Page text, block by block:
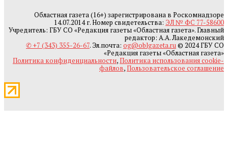
Областная газета (16+) зарегистрирована в Роскомнадзоре
14.07.2014 г. Номер свидетельства: ЭЛ № ФС 77-58600
Учредитель: ГБУ СО «Редакция газеты «Областная газета». Главный
редактор: А.А. Лакедемонский
✆ +7 (343) 355-26-67. Эл.почта: og@oblgazeta.ru© 2024 ГБУ СО
«Редакция газеты «Областная газета»
Политика конфиденциальности,Политика использования cookie-
файлов,Пользовательское соглашение